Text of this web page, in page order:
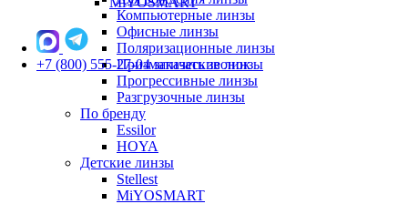
Компьютерные линзы
Офисные линзы
Поляризационные линзы
Призматические линзы
Прогрессивные линзы
Разгрузочные линзы
По бренду
Essilor
HOYA
Детские линзы
Stellest
MiYOSMART
+7 (800) 555-27-04 заказать звонок